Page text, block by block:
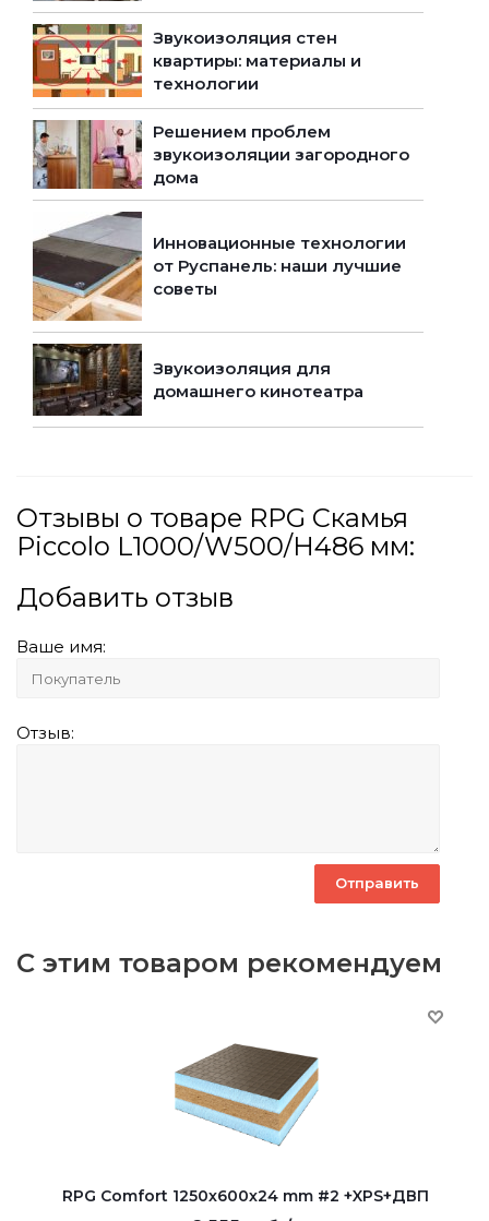
Звукоизоляция стен
квартиры: материалы и
технологии
Решением проблем
звукоизоляции загородного
дома
Инновационные технологии
от Руспанель: наши лучшие
советы
Звукоизоляция для
домашнего кинотеатра
Отзывы о товаре RPG Скамья
Piccolo L1000/W500/H486 мм:
Добавить отзыв
Ваше имя:
Отзыв:
С этим товаром рекомендуем
RPG Comfort 1250х600х24 mm #2 +XPS+ДВП